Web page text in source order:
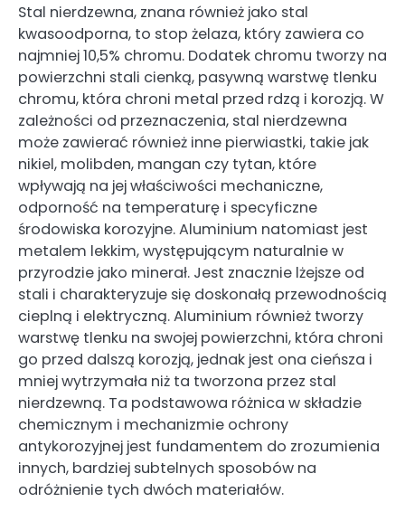
Stal nierdzewna, znana również jako stal
kwasoodporna, to stop żelaza, który zawiera co
najmniej 10,5% chromu. Dodatek chromu tworzy na
powierzchni stali cienką, pasywną warstwę tlenku
chromu, która chroni metal przed rdzą i korozją. W
zależności od przeznaczenia, stal nierdzewna
może zawierać również inne pierwiastki, takie jak
nikiel, molibden, mangan czy tytan, które
wpływają na jej właściwości mechaniczne,
odporność na temperaturę i specyficzne
środowiska korozyjne. Aluminium natomiast jest
metalem lekkim, występującym naturalnie w
przyrodzie jako minerał. Jest znacznie lżejsze od
stali i charakteryzuje się doskonałą przewodnością
cieplną i elektryczną. Aluminium również tworzy
warstwę tlenku na swojej powierzchni, która chroni
go przed dalszą korozją, jednak jest ona cieńsza i
mniej wytrzymała niż ta tworzona przez stal
nierdzewną. Ta podstawowa różnica w składzie
chemicznym i mechanizmie ochrony
antykorozyjnej jest fundamentem do zrozumienia
innych, bardziej subtelnych sposobów na
odróżnienie tych dwóch materiałów.